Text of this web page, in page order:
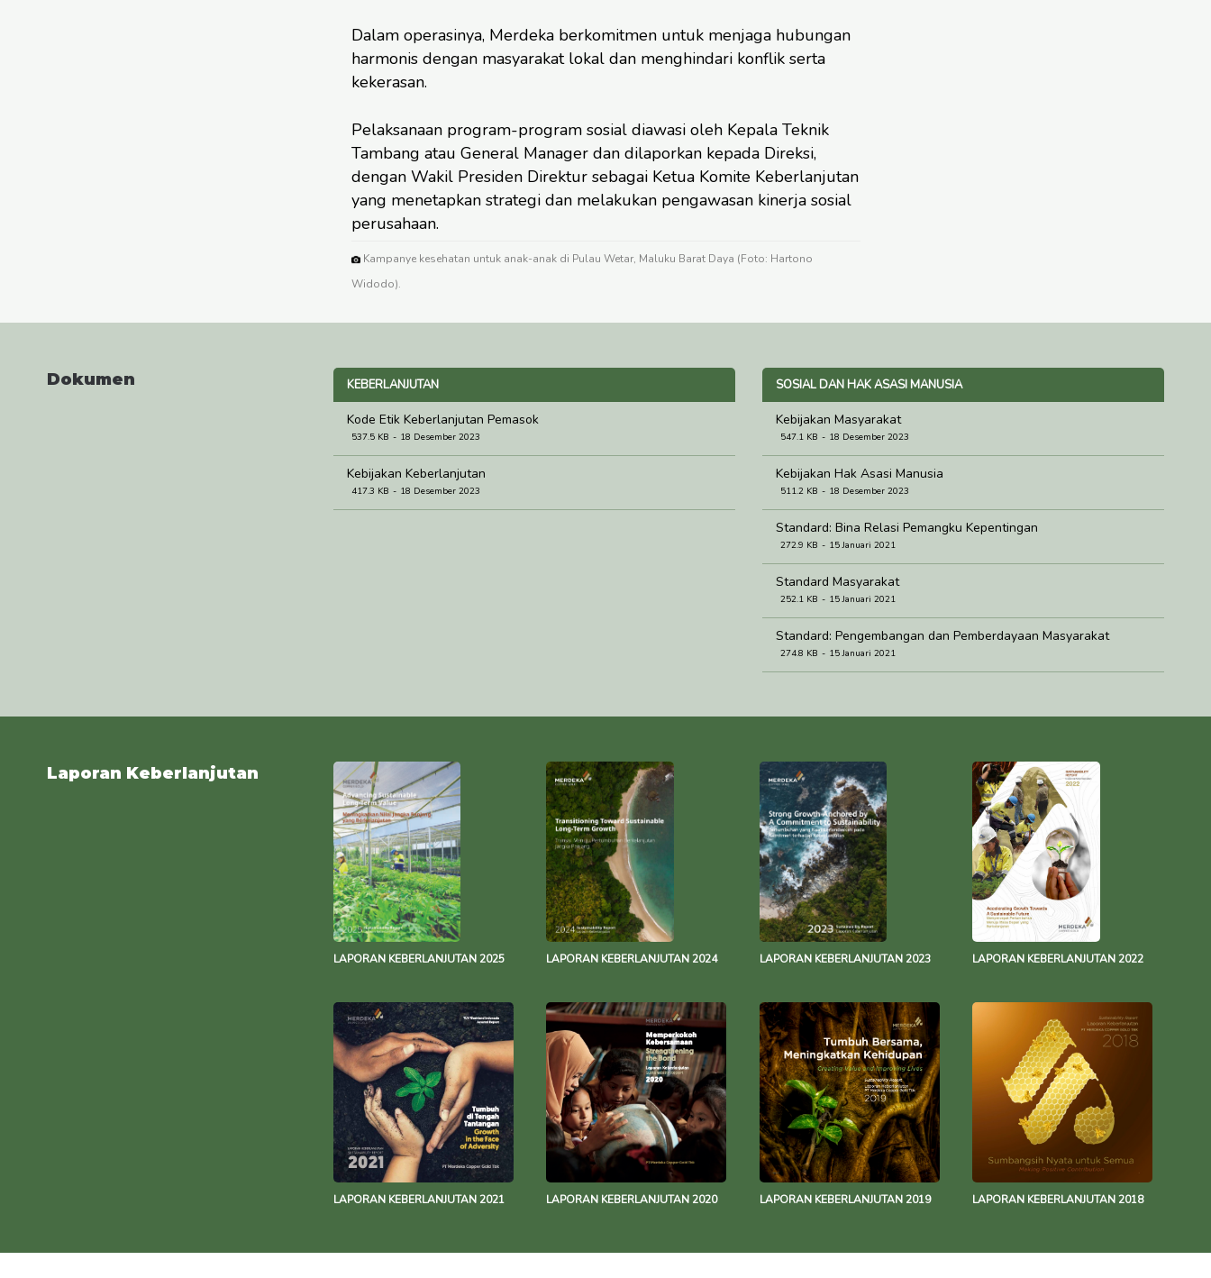
Dalam operasinya, Merdeka berkomitmen untuk menjaga hubungan
harmonis dengan masyarakat lokal dan menghindari konflik serta
kekerasan.
Pelaksanaan program-program sosial diawasi oleh Kepala Teknik
Tambang atau General Manager dan dilaporkan kepada Direksi,
dengan Wakil Presiden Direktur sebagai Ketua Komite Keberlanjutan
yang menetapkan strategi dan melakukan pengawasan kinerja sosial
perusahaan.
Kampanye kesehatan untuk anak-anak di Pulau Wetar, Maluku Barat Daya (Foto: Hartono
Widodo).
Dokumen KEBERLANJUTAN
Kode Etik Keberlanjutan Pemasok
537.5 KB 18 Desember 2023
Kebijakan Keberlanjutan
417.3 KB 18 Desember 2023
SOSIAL DAN HAK ASASI MANUSIA
Kebijakan Masyarakat
547.1 KB 18 Desember 2023
Kebijakan Hak Asasi Manusia
511.2 KB 18 Desember 2023
Standard: Bina Relasi Pemangku Kepentingan
272.9 KB 15 Januari 2021
Standard Masyarakat
252.1 KB 15 Januari 2021
Standard: Pengembangan dan Pemberdayaan Masyarakat
274.8 KB 15 Januari 2021
Laporan Keberlanjutan
LAPORAN KEBERLANJUTAN 2025 LAPORAN KEBERLANJUTAN 2024 LAPORAN KEBERLANJUTAN 2023 LAPORAN KEBERLANJUTAN 2022
LAPORAN KEBERLANJUTAN 2021 LAPORAN KEBERLANJUTAN 2020 LAPORAN KEBERLANJUTAN 2019 LAPORAN KEBERLANJUTAN 2018